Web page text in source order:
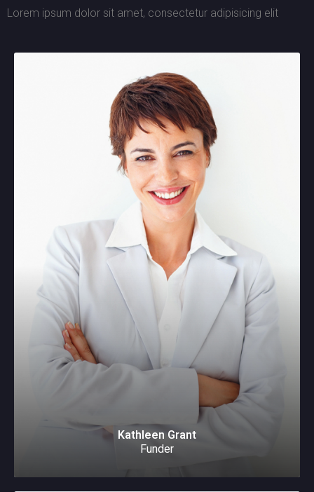
Lorem ipsum dolor sit amet, consectetur adipisicing elit
Kathleen Grant
Funder